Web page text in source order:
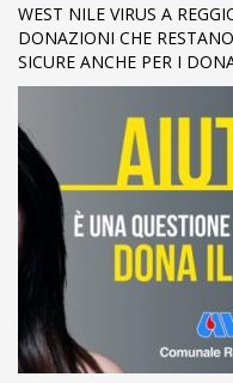
WEST NILE VIRUS A
DONAZIONI CHE
SICURE ANCHE PER I